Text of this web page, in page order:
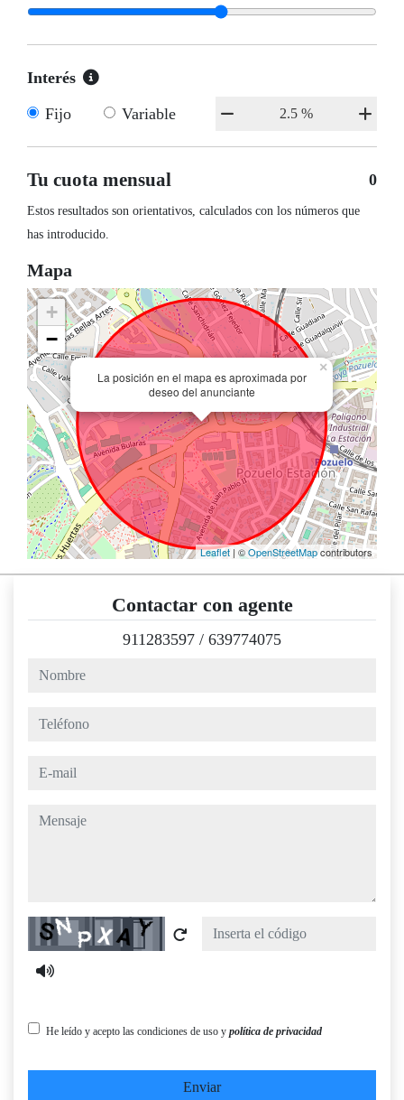
Interés
Fijo
Variable
Tu cuota mensual 0
Estos resultados son orientativos, calculados con los números que
has introducido.
Mapa
La posición en el mapa es aproximada por
deseo del anunciante
×
+
−
Leaflet | ©OpenStreetMapcontributors
Contactar con agente
911283597 / 639774075
nombre
teléfono
e-mail
mensaje
Captcha
He leído y acepto las condiciones de uso y política de privacidad
Enviar